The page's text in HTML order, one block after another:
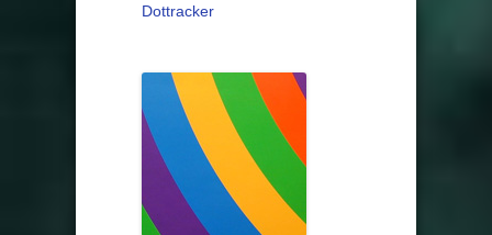
Dottracker